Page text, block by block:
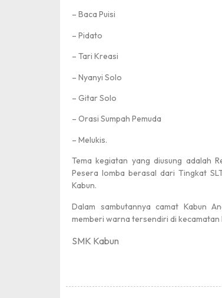
– Baca Puisi
– Pidato
– Tari Kreasi
– Nyanyi Solo
– Gitar Solo
– Orasi Sumpah Pemuda
– Melukis.
Tema kegiatan yang diusung adalah
Pesera lomba berasal dari Tingkat
Kabun.
Dalam sambutannya camat Kabun
memberi warna tersendiri di kecamatan
SMK Kabun